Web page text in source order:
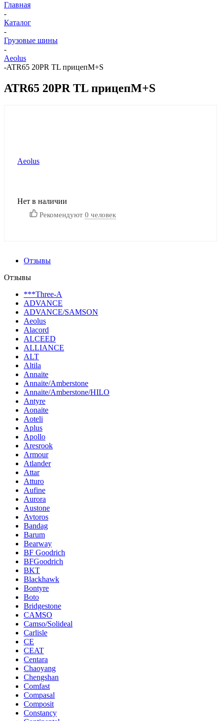
Главная
-
Каталог
-
Грузовые шины
-
Aeolus
-ATR65 20PR TL прицепM+S
ATR65 20PR TL прицепM+S
Aeolus
Нет в наличии
Рекомендуют 0 человек
Отзывы
Отзывы
***Three-A
ADVANCE
ADVANCE/SAMSON
Aeolus
Alacord
ALCEED
ALLIANCE
ALT
Altila
Annaite
Annaite/Amberstone
Annaite/Amberstone/HILO
Antyre
Aonaite
Aoteli
Aplus
Apollo
Aresrook
Armour
Atlander
Attar
Atturo
Aufine
Aurora
Austone
Avtoros
Bandag
Barum
Bearway
BF Goodrich
BFGoodrich
BKT
Blackhawk
Bontyre
Boto
Bridgestone
CAMSO
Camso/Solideal
Carlisle
CE
CEAT
Centara
Chaoyang
Chengshan
Comfast
Compasal
Composit
Constancy